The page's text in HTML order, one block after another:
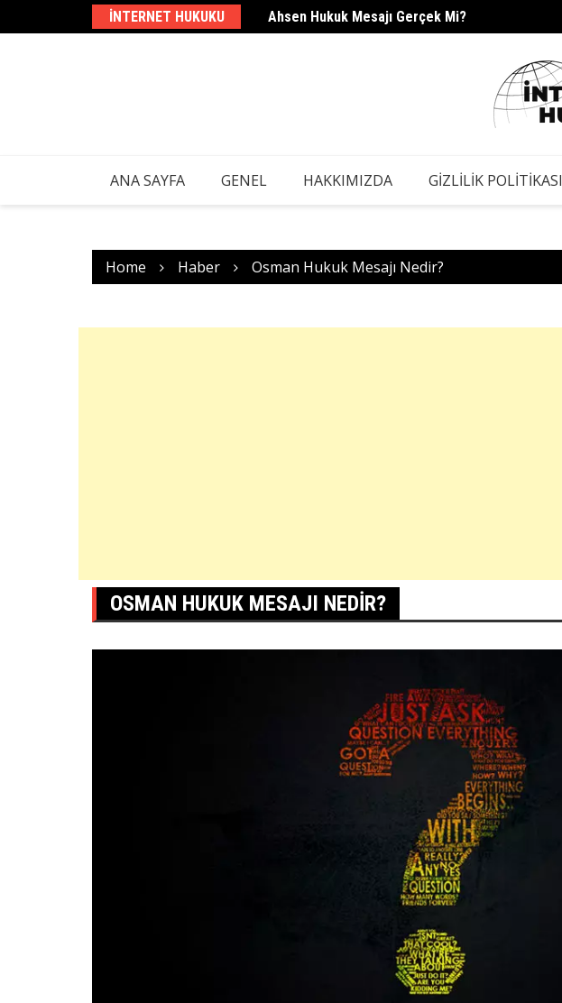
to
INTERNET HUKUKU Ahsen Hukuk Mesajı Gerçek Mi?
ANA SAYFA GENEL HAKKIMIZDA GIZLILIK POLITIKASI
Home Haber Osman Hukuk Mesajı Nedir?
OSMAN HUKUK MESAJI NEDIR?